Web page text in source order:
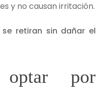
y no causan irritación.
se retiran sin dañar el
por